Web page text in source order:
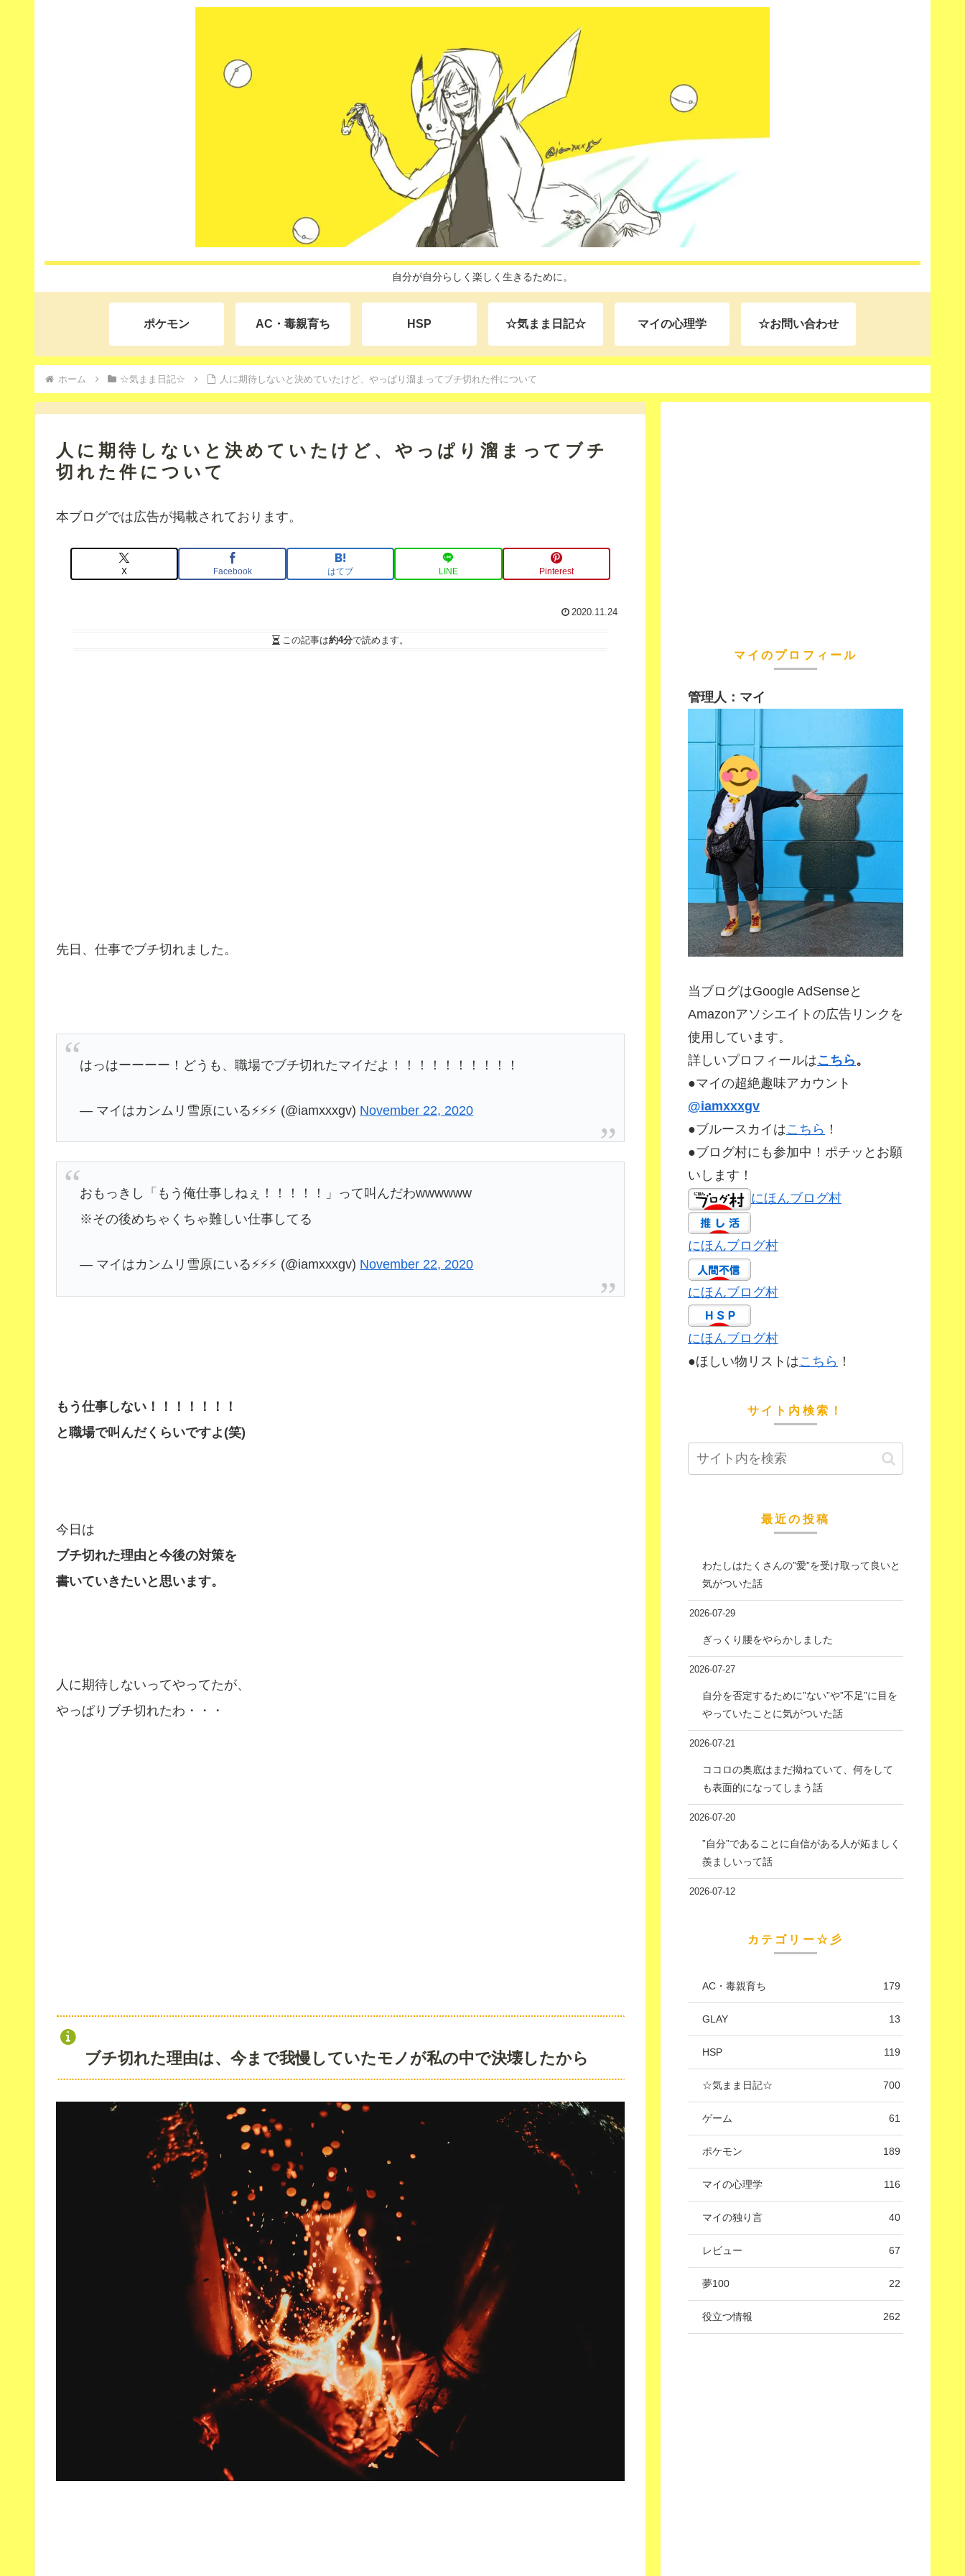
自分が自分らしく楽しく生きるために。
ポケモン AC・毒親育ち HSP ☆気まま日記☆ マイの心理学 ☆お問い合わせ
ホーム ☆気まま日記☆ 人に期待しないと決めていたけど、やっぱり溜まってブチ切れた件について
人に期待しないと決めていたけど、やっぱり溜まってブチ
切れた件について
本ブログでは広告が掲載されております。
X Facebook はてブ LINE Pinterest
2020.11.24
この記事は約4分で読めます。
先日、仕事でブチ切れました。
はっはーーーー！どうも、職場でブチ切れたマイだよ！！！！！！！！！！
— マイはカンムリ雪原にいる⚡️⚡️⚡️ (@iamxxxgv) November 22, 2020
おもっきし「もう俺仕事しねぇ！！！！！」って叫んだわwwwwww
※その後めちゃくちゃ難しい仕事してる
— マイはカンムリ雪原にいる⚡️⚡️⚡️ (@iamxxxgv) November 22, 2020
もう仕事しない！！！！！！！
と職場で叫んだくらいですよ(笑)
今日は
ブチ切れた理由と今後の対策を
書いていきたいと思います。
人に期待しないってやってたが、
やっぱりブチ切れたわ・・・
ブチ切れた理由は、今まで我慢していたモノが私の中で決壊したから
マイのプロフィール
管理人：マイ
当ブログはGoogle AdSenseと
Amazonアソシエイトの広告リンクを
使用しています。
詳しいプロフィールはこちら。
●マイの超絶趣味アカウント
@iamxxxgv
●ブルースカイはこちら ！
●ブログ村にも参加中！ポチッとお願
いします！
にほんブログ村
にほんブログ村
にほんブログ村
にほんブログ村
●ほしい物リストはこちら ！
サイト内検索！
最近の投稿
わたしはたくさんの”愛”を受け取って良いと
気がついた話
2026-07-29
ぎっくり腰をやらかしました
2026-07-27
自分を否定するために”ない”や”不足”に目を
やっていたことに気がついた話
2026-07-21
ココロの奥底はまだ拗ねていて、何をして
も表面的になってしまう話
2026-07-20
”自分”であることに自信がある人が妬ましく
羨ましいって話
2026-07-12
カテゴリー☆彡
AC・毒親育ち 179
GLAY 13
HSP 119
☆気まま日記☆ 700
ゲーム 61
ポケモン 189
マイの心理学 116
マイの独り言 40
レビュー 67
夢100 22
役立つ情報 262